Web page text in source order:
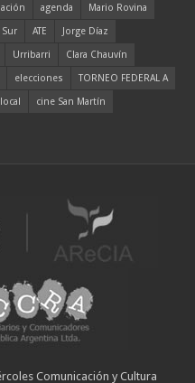
agenda
Mario Rovina
Sur ATE
Jorge Díaz
Urribarri
Clara Chauvín
elecciones
TORNEO FEDERAL A
cine San Martín
Comunicación y Cultura